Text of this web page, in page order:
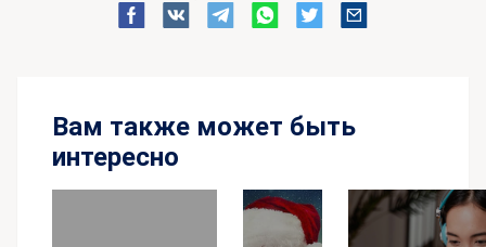
Вам также может быть
интересно